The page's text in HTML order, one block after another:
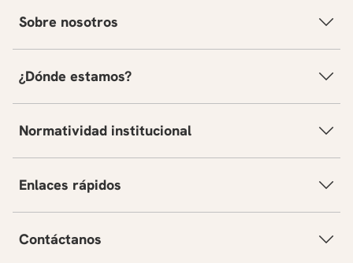
Sobre nosotros
¿Dónde estamos?
Normatividad institucional
Enlaces rápidos
Contáctanos